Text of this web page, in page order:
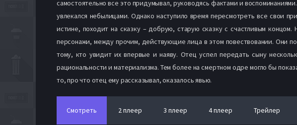
самостоятельно все это придумывал, руководясь фактами и
увлекался небылицами. Однако наступило время пересмотреть все свои
истине, походит на сказку – добрую, старую сказку с счастливым
персонажи, между прочим, действующие лица в этом повествовании. Они
тому, кто увидит их впервые и наяву. Отец успел передать сыну
рациональности и материализма. Тем более на смертном одре могло бы
то, про что отец ему рассказывал, оказалось явью.
Смотреть 2 плеер 3 плеер 4 плеер Трейлер